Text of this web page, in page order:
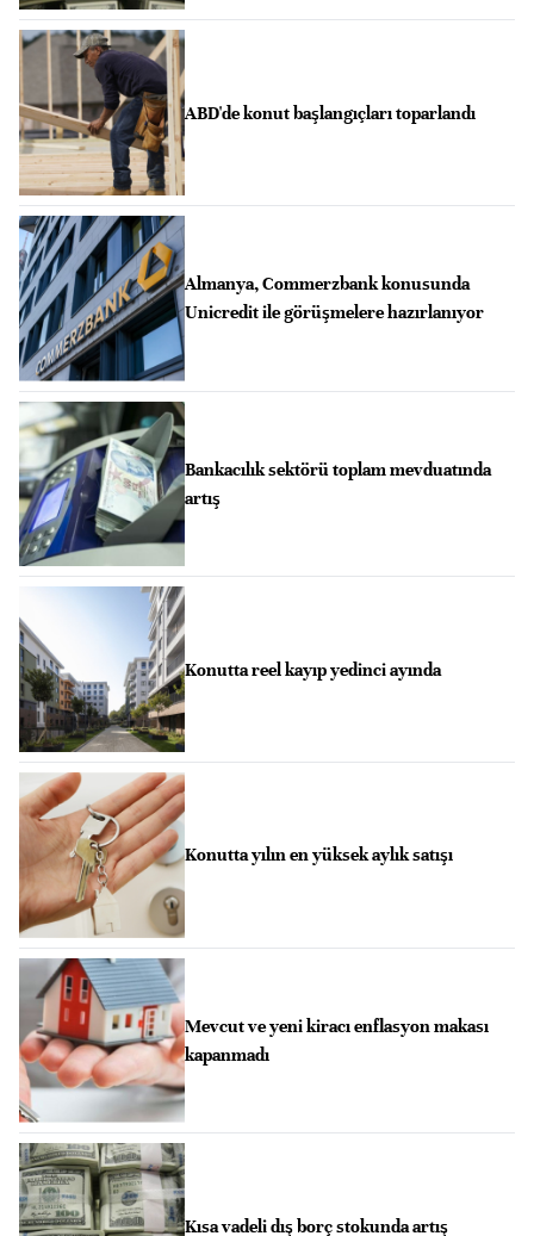
ABD'de konut başlangıçları toparlandı
Almanya, Commerzbank konusunda
Unicredit ile görüşmelere hazırlanıyor
Bankacılık sektörü toplam mevduatında
artış
Konutta reel kayıp yedinci ayında
Konutta yılın en yüksek aylık satışı
Mevcut ve yeni kiracı enflasyon makası
kapanmadı
Kısa vadeli dış borç stokunda artış